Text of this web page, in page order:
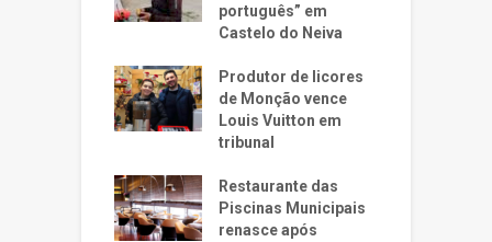
português” em
Castelo do Neiva
Produtor de licores
de Monção vence
Louis Vuitton em
tribunal
Restaurante das
Piscinas Municipais
renasce após